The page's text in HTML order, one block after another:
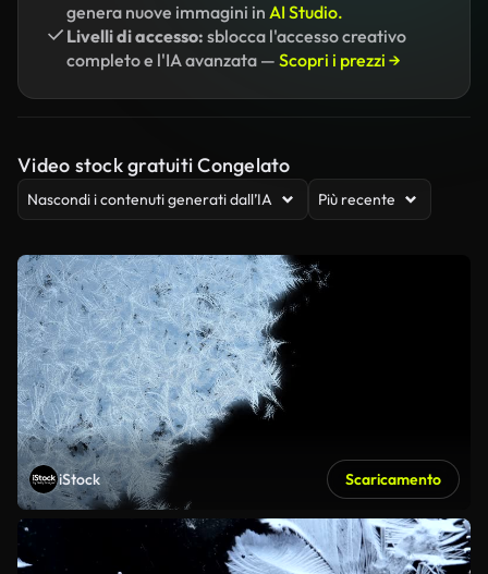
genera nuove immagini in AI Studio.
Livelli di accesso: sblocca l'accesso creativo
completo e l'IA avanzata — Scopri i prezzi →
Video stock gratuiti Congelato
Nascondi i contenuti generati dall’IA Più recente
iStock Scaricamento